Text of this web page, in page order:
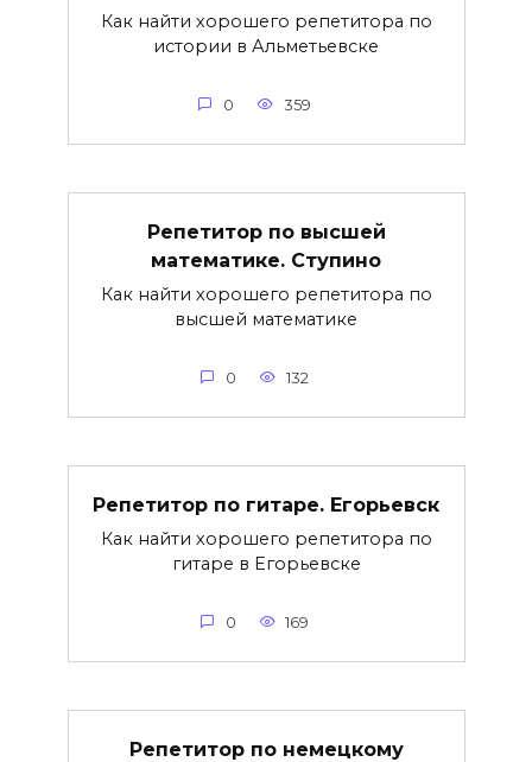
Как найти хорошего репетитора по
истории в Альметьевске
0 359
Репетитор по высшей
математике. Ступино
Как найти хорошего репетитора по
высшей математике
0 132
Репетитор по гитаре. Егорьевск
Как найти хорошего репетитора по
гитаре в Егорьевске
0 169
Репетитор по немецкому